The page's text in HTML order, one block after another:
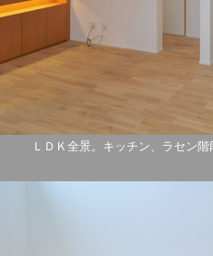
ＬＤＫ全景。キッチン、ラセン